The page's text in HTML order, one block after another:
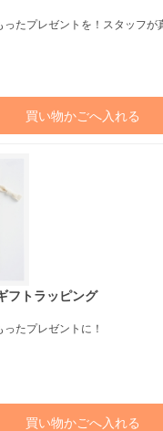
ったプレゼントを！スタッフが
買い物かごへ入れる
フトラッピング
たプレゼントに！
買い物かごへ入れる